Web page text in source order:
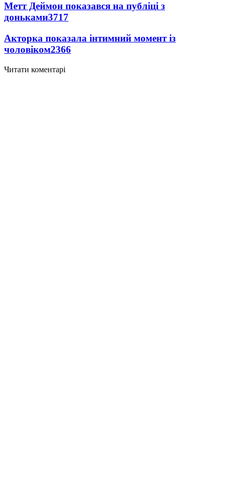
Метт Деймон показався на публіці з
доньками3717
Акторка показала інтимний момент із
чоловіком2366
Читати коментарі